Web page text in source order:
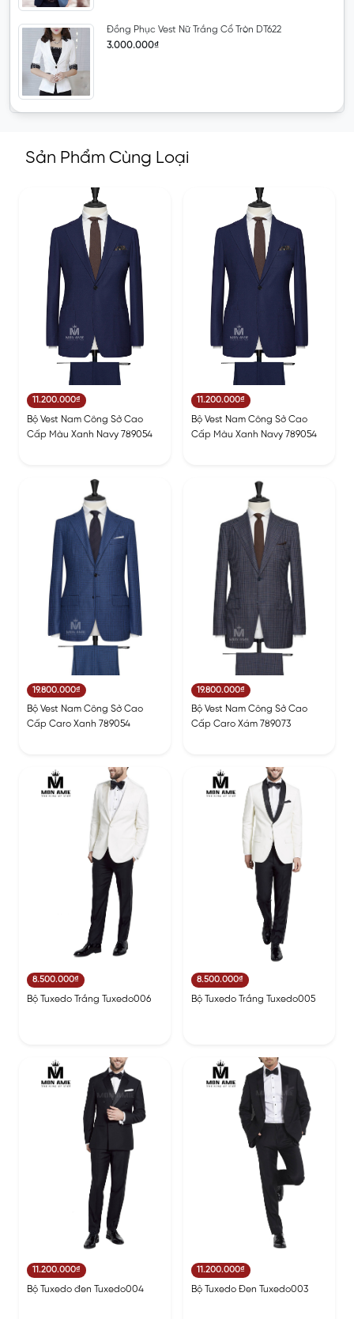
Đồng Phục Vest Nữ Trắng Cổ Tròn DT622
3.000.000₫
Sản Phẩm Cùng Loại
11.200.000₫
Bộ Vest Nam Công Sở Cao
Cấp Màu Xanh Navy 789054
11.200.000₫
Bộ Vest Nam Công Sở Cao
Cấp Màu Xanh Navy 789054
19.800.000₫
Bộ Vest Nam Công Sở Cao
Cấp Caro Xanh 789054
19.800.000₫
Bộ Vest Nam Công Sở Cao
Cấp Caro Xám 789073
8.500.000₫
Bộ Tuxedo Trắng Tuxedo006
8.500.000₫
Bộ Tuxedo Trắng Tuxedo005
11.200.000₫
Bộ Tuxedo đen Tuxedo004
11.200.000₫
Bộ Tuxedo Đen Tuxedo003